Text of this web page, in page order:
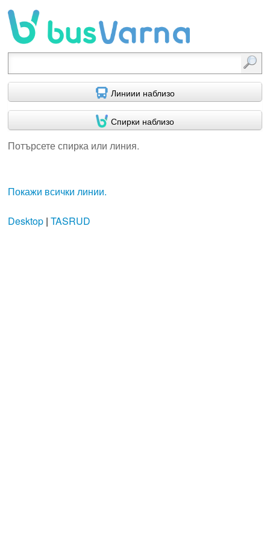
Линиии наблизо
Спирки наблизо
Потърсете спирка или линия.
Покажи всички линии.
Desktop| TASRUD